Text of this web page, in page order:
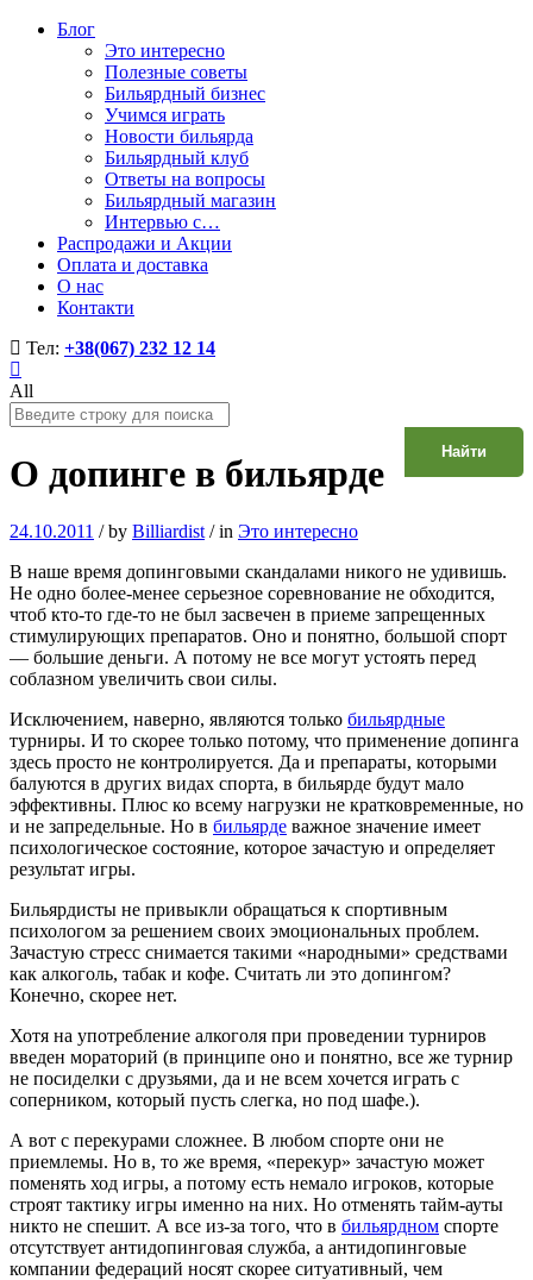
Блог
Это интересно
Полезные советы
Бильярдный бизнес
Учимся играть
Новости бильярда
Бильярдный клуб
Ответы на вопросы
Бильярдный магазин
Интервью с…
Распродажи и Акции
Оплата и доставка
О нас
Контакти
Тел: +38(067) 232 12 14
All
Найти
О допинге в бильярде
24.10.2011 /by Billiardist/in Это интересно
В наше время допинговыми скандалами никого не удивишь.
Не одно более-менее серьезное соревнование не обходится,
чтоб кто-то где-то не был засвечен в приеме запрещенных
стимулирующих препаратов. Оно и понятно, большой спорт
— большие деньги. А потому не все могут устоять перед
соблазном увеличить свои силы.
Исключением, наверно, являются только бильярдные
турниры. И то скорее только потому, что применение допинга
здесь просто не контролируется. Да и препараты, которыми
балуются в других видах спорта, в бильярде будут мало
эффективны. Плюс ко всему нагрузки не кратковременные, но
и не запредельные. Но в бильярде важное значение имеет
психологическое состояние, которое зачастую и определяет
результат игры.
Бильярдисты не привыкли обращаться к спортивным
психологом за решением своих эмоциональных проблем.
Зачастую стресс снимается такими «народными» средствами
как алкоголь, табак и кофе. Считать ли это допингом?
Конечно, скорее нет.
Хотя на употребление алкоголя при проведении турниров
введен мораторий (в принципе оно и понятно, все же турнир
не посиделки с друзьями, да и не всем хочется играть с
соперником, который пусть слегка, но под шафе.).
А вот с перекурами сложнее. В любом спорте они не
приемлемы. Но в, то же время, «перекур» зачастую может
поменять ход игры, а потому есть немало игроков, которые
строят тактику игры именно на них. Но отменять тайм-ауты
никто не спешит. А все из-за того, что в бильярдном спорте
отсутствует антидопинговая служба, а антидопинговые
компании федераций носят скорее ситуативный, чем